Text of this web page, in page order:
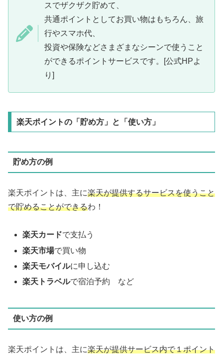
スでザクザク貯めて、
共通ポイントとしてお買い物はもちろん、旅
行やスマホ代、
投資や保険などさまざまなシーンで使うこと
ができるポイントサービスです。[公式HPよ
り]
楽天ポイントの「貯め方」と「使い方」
貯め方の例
楽天ポイントは、主に楽天が提供するサービスを使うこと
で貯めることができるわ！
楽天カードで支払う
楽天市場で買い物
楽天モバイルに申し込む
楽天トラベルで宿泊予約 など
使い方の例
楽天ポイントは、主に楽天が提供サービス内で１ポイント